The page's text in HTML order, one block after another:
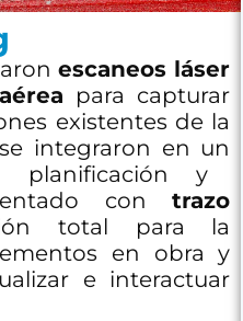
escaneos láser
para capturar
existentes de la
integraron en un
y
contrazo
total para la
en obra y
e interactuar